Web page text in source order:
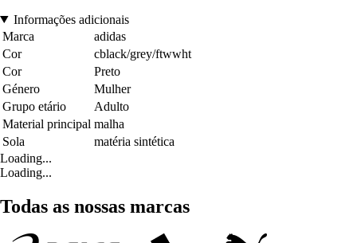
Informações adicionais
Marca
adidas
Cor
cblack/grey/ftwwht
Cor
Preto
Género
Mulher
Grupo etário
Adulto
Material principal malha
Sola
matéria sintética
Loading...
Loading...
Todas as nossas marcas